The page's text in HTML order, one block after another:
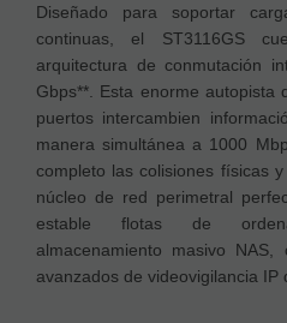
Diseñado para soportar
continuas, el ST3116GS
arquitectura de conmutación
Gbps**. Esta enorme autopista
puertos intercambien
manera simultánea a 1000
completo las colisiones físicas
núcleo de red perimetral
estable flotas de
almacenamiento masivo
avanzados de videovigilancia IP